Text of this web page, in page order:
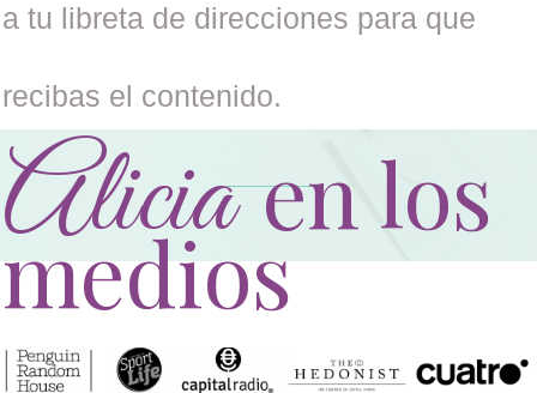
a tu libreta de direcciones para que
recibas el contenido.
Alicia en los
medios